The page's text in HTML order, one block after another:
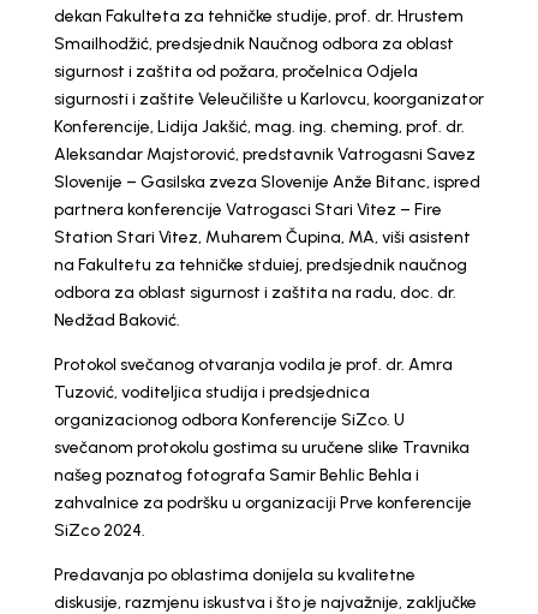
dekan Fakulteta za tehničke studije, prof. dr. Hrustem
Smailhodžić, predsjednik Naučnog odbora za oblast
sigurnost i zaštita od požara, pročelnica Odjela
sigurnosti i zaštite Veleučilište u Karlovcu, koorganizator
Konferencije, Lidija Jakšić, mag. ing. cheming, prof. dr.
Aleksandar Majstorović, predstavnik Vatrogasni Savez
Slovenije – Gasilska zveza Slovenije Anže Bitanc, ispred
partnera konferencije Vatrogasci Stari Vitez – Fire
Station Stari Vitez, Muharem Čupina, MA, viši asistent
na Fakultetu za tehničke stduiej, predsjednik naučnog
odbora za oblast sigurnost i zaštita na radu, doc. dr.
Nedžad Baković.
Protokol svečanog otvaranja vodila je prof. dr. Amra
Tuzović, voditeljica studija i predsjednica
organizacionog odbora Konferencije SiZco. U
svečanom protokolu gostima su uručene slike Travnika
našeg poznatog fotografa Samir Behlic Behla i
zahvalnice za podršku u organizaciji Prve konferencije
SiZco 2024.
Predavanja po oblastima donijela su kvalitetne
diskusije, razmjenu iskustva i što je najvažnije, zaključke